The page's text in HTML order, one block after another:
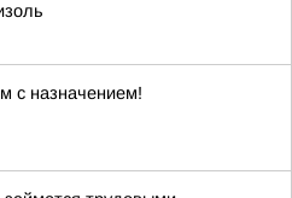
с назначением!